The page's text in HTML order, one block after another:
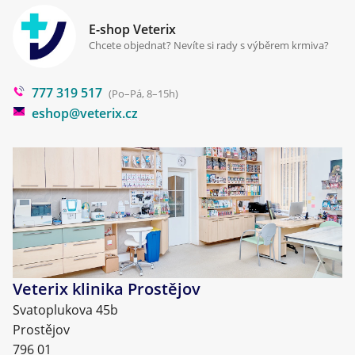
Cookies a podmínky používání
Klinika Prostějov
Poradna
Blog
E-shop Veterix
Chcete objednat? Nevíte si rady s výběrem krmiva?
777 319 517 (Po–Pá, 8–15h)
eshop@veterix.cz
Veterix klinika Prostějov
Svatoplukova 45b
Prostějov
796 01